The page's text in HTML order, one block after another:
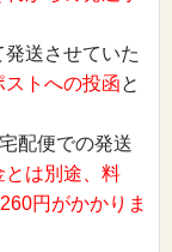
発送させていた
ストへの投函と
配便での発送
とは別途、料
円がかかりま